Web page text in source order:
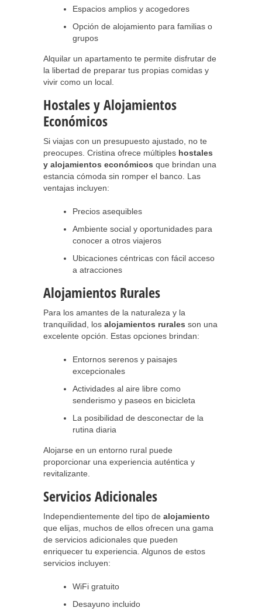
Espacios amplios y acogedores
Opción de alojamiento para familias o
grupos
Alquilar un apartamento te permite disfrutar de
la libertad de preparar tus propias comidas y
vivir como un local.
Hostales y Alojamientos
Económicos
Si viajas con un presupuesto ajustado, no te
preocupes. Cristina ofrece múltiples hostales
y alojamientos económicos que brindan una
estancia cómoda sin romper el banco. Las
ventajas incluyen:
Precios asequibles
Ambiente social y oportunidades para
conocer a otros viajeros
Ubicaciones céntricas con fácil acceso
a atracciones
Alojamientos Rurales
Para los amantes de la naturaleza y la
tranquilidad, los alojamientos rurales son una
excelente opción. Estas opciones brindan:
Entornos serenos y paisajes
excepcionales
Actividades al aire libre como
senderismo y paseos en bicicleta
La posibilidad de desconectar de la
rutina diaria
Alojarse en un entorno rural puede
proporcionar una experiencia auténtica y
revitalizante.
Servicios Adicionales
Independientemente del tipo de alojamiento
que elijas, muchos de ellos ofrecen una gama
de servicios adicionales que pueden
enriquecer tu experiencia. Algunos de estos
servicios incluyen:
WiFi gratuito
Desayuno incluido